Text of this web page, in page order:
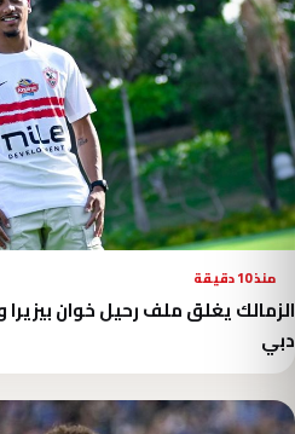
منذ 10 دقيقة
الزمالك يغلق ملف رحيل خوان
دبي